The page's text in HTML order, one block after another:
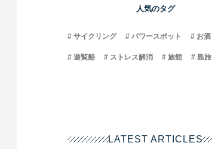
人気のタグ
サイクリング パワースポット お酒
遊覧船 ストレス解消 旅館 島旅
LATEST ARTICLES